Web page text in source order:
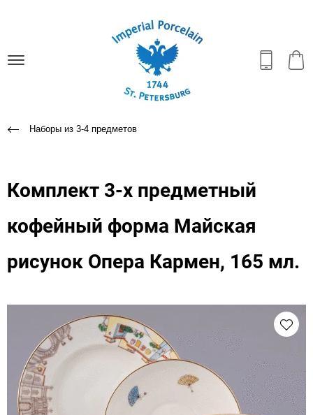
Наборы из 3-4 предметов
Комплект 3-х предметный
кофейный форма Майская
рисунок Опера Кармен, 165 мл.